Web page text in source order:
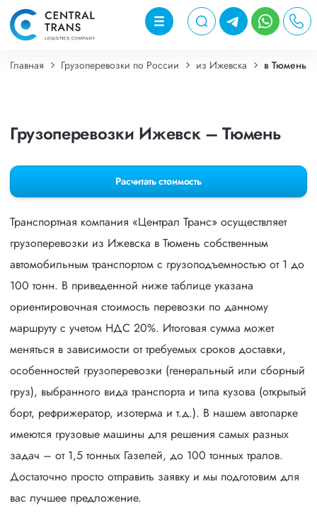
Главная Грузоперевозки по России из Ижевска в Тюмень
Грузоперевозки Ижевск – Тюмень
Расчитать стоимость
Транспортная компания «Централ Транс» осуществляет
грузоперевозки из Ижевска в Тюмень собственным
автомобильным транспортом с грузоподъемностью от 1 до
100 тонн. В приведенной ниже таблице указана
ориентировочная стоимость перевозки по данному
маршруту с учетом НДС 20%. Итоговая сумма может
меняться в зависимости от требуемых сроков доставки,
особенностей грузоперевозки (генеральный или сборный
груз), выбранного вида транспорта и типа кузова (открытый
борт, рефрижератор, изотерма и т.д.). В нашем автопарке
имеются грузовые машины для решения самых разных
задач – от 1,5 тонных Газелей, до 100 тонных тралов.
Достаточно просто отправить заявку и мы подготовим для
вас лучшее предложение.